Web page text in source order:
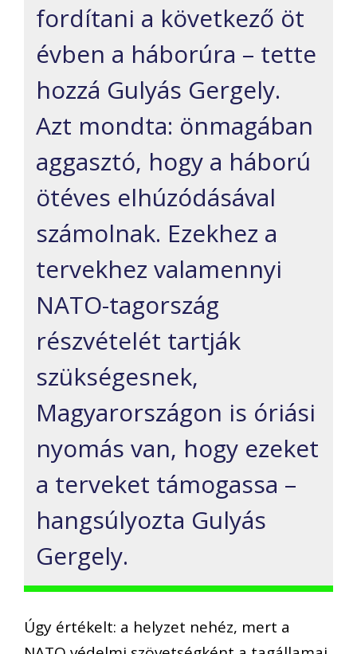
fordítani a következő öt
évben a háborúra – tette
hozzá Gulyás Gergely.
Azt mondta: önmagában
aggasztó, hogy a háború
ötéves elhúzódásával
számolnak. Ezekhez a
tervekhez valamennyi
NATO-tagország
részvételét tartják
szükségesnek,
Magyarországon is óriási
nyomás van, hogy ezeket
a terveket támogassa –
hangsúlyozta Gulyás
Gergely.
Úgy értékelt: a helyzet nehéz, mert a